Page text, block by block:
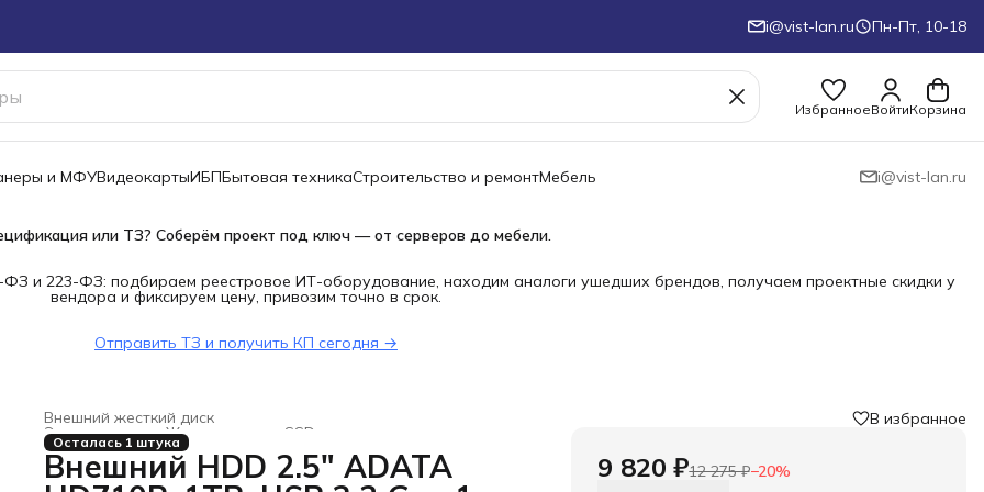
i@vist-lan.ru Пн-Пт, 10-18
ИзбранноеВойтиКорзина
и МФУВидеокартыИБПБытовая техникаСтроительство и ремонтМебель i@vist-lan.ru
или ТЗ? Соберём проект под ключ — от серверов до мебели.
и 223-ФЗ: подбираем реестровое ИТ-оборудование, находим аналоги ушедших брендов, получаем проектные скидки у
вендора и фиксируем цену, привозим точно в срок.
Отправить ТЗ и получить КП сегодня →
Внешний жесткий диск
Жесткие диски, SSD и сетевые накопители
Электроника ›
Главная ›
Осталась 1 штука
Внешний HDD 2.5" ADATA
В избранное
9 820 ₽12 275 ₽−20%